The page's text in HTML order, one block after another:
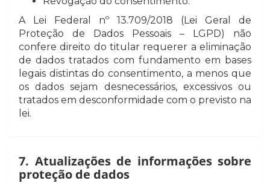
A Lei Federal nº 13.709/2018 (Lei Geral de
Proteção de Dados Pessoais – LGPD) não
confere direito do titular requerer a eliminação
de dados tratados com fundamento em bases
legais distintas do consentimento, a menos que
os dados sejam desnecessários, excessivos ou
tratados em desconformidade com o previsto na
lei.
7. Atualizações de informações sobre
proteção de dados